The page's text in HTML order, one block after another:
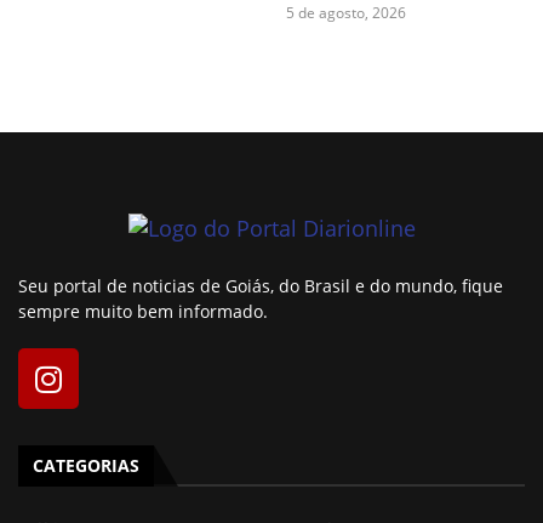
5 de agosto, 2026
Seu portal de noticias de Goiás, do Brasil e do mundo, fique
sempre muito bem informado.
CATEGORIAS